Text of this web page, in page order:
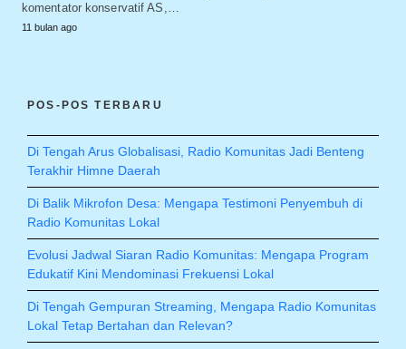
komentator konservatif AS,…
11 bulan ago
POS-POS TERBARU
Di Tengah Arus Globalisasi, Radio Komunitas Jadi Benteng
Terakhir Himne Daerah
Di Balik Mikrofon Desa: Mengapa Testimoni Penyembuh di
Radio Komunitas Lokal
Evolusi Jadwal Siaran Radio Komunitas: Mengapa Program
Edukatif Kini Mendominasi Frekuensi Lokal
Di Tengah Gempuran Streaming, Mengapa Radio Komunitas
Lokal Tetap Bertahan dan Relevan?